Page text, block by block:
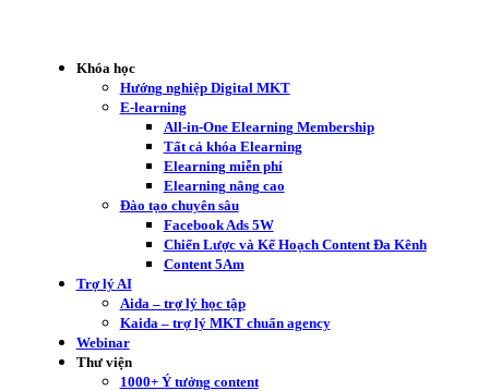
Khóa học
Hướng nghiệp Digital MKT
E-learning
All-in-One Elearning Membership
Tất cả khóa Elearning
Elearning miễn phí
Elearning nâng cao
Đào tạo chuyên sâu
Facebook Ads 5W
Chiến Lược và Kế Hoạch Content Đa Kênh
Content 5Am
Trợ lý AI
Aida – trợ lý học tập
Kaida – trợ lý MKT chuẩn agency
Webinar
Thư viện
1000+ Ý tưởng content